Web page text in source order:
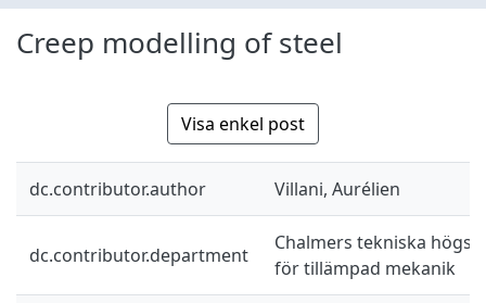
Creep modelling of steel
Visa enkel post
dc.contributor.author Villani, Aurélien
dc.contributor.department
Chalmers tekniska
för tillämpad mekanik